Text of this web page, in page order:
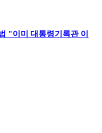
"이미 대통령기록관 이